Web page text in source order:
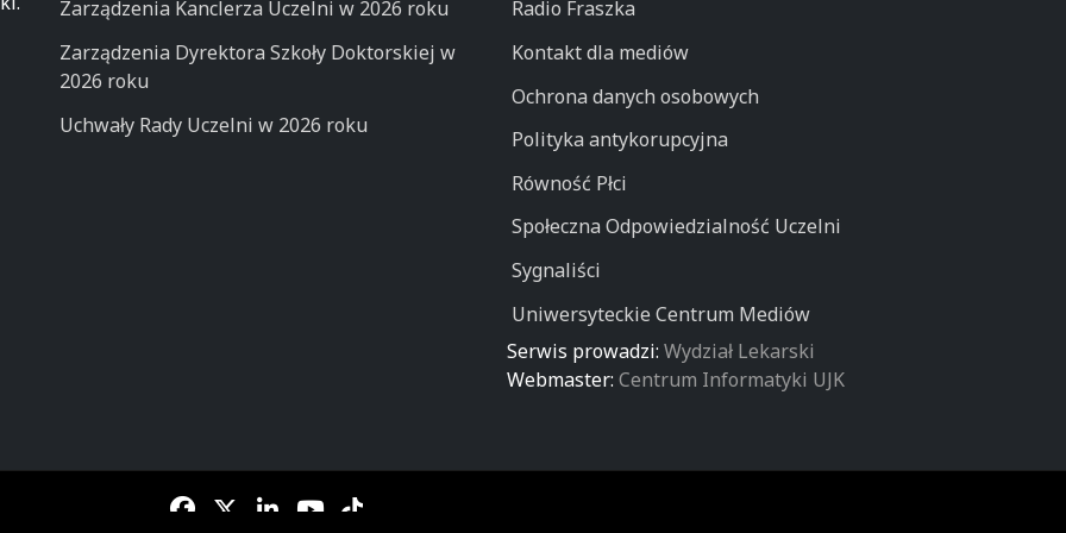
Zarządzenia Kanclerza Uczelni w 2026 roku
Zarządzenia Dyrektora Szkoły Doktorskiej w
2026 roku
Uchwały Rady Uczelni w 2026 roku
Radio Fraszka
Kontakt dla mediów
Ochrona danych osobowych
Polityka antykorupcyjna
Równość Płci
Społeczna Odpowiedzialność Uczelni
Sygnaliści
Uniwersyteckie Centrum Mediów
Serwis prowadzi: Wydział Lekarski
Webmaster: Centrum Informatyki UJK